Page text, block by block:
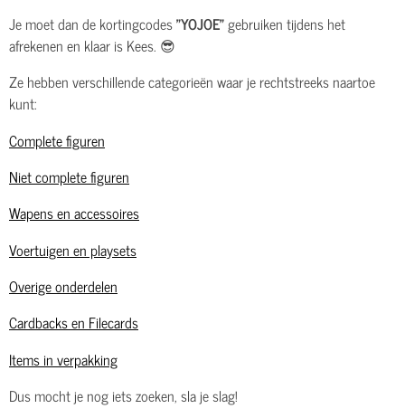
Je moet dan de kortingcodes"YOJOE"gebruiken tijdens het
afrekenen en klaar is Kees. 😎
Ze hebben verschillende categorieën waar je rechtstreeks naartoe
kunt:
Complete figuren
Niet complete figuren
Wapens en accessoires
Voertuigen en playsets
Overige onderdelen
Cardbacks en Filecards
Items in verpakking
Dus mocht je nog iets zoeken, sla je slag!